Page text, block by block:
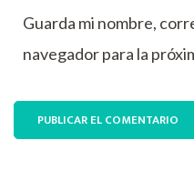
Guarda mi nombre,
navegador para la